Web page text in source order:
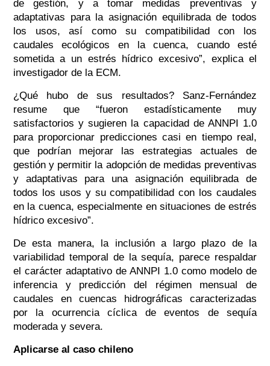
de gestión, y a tomar medidas preventivas y
adaptativas para la asignación equilibrada de todos
los usos, así como su compatibilidad con los
caudales ecológicos en la cuenca, cuando esté
sometida a un estrés hídrico excesivo”, explica el
investigador de la ECM.
¿Qué hubo de sus resultados? Sanz-Fernández
resume que “fueron estadísticamente muy
satisfactorios y sugieren la capacidad de ANNPI 1.0
para proporcionar predicciones casi en tiempo real,
que podrían mejorar las estrategias actuales de
gestión y permitir la adopción de medidas preventivas
y adaptativas para una asignación equilibrada de
todos los usos y su compatibilidad con los caudales
en la cuenca, especialmente en situaciones de estrés
hídrico excesivo”.
De esta manera, la inclusión a largo plazo de la
variabilidad temporal de la sequía, parece respaldar
el carácter adaptativo de ANNPI 1.0 como modelo de
inferencia y predicción del régimen mensual de
caudales en cuencas hidrográficas caracterizadas
por la ocurrencia cíclica de eventos de sequía
moderada y severa.
Aplicarse al caso chileno